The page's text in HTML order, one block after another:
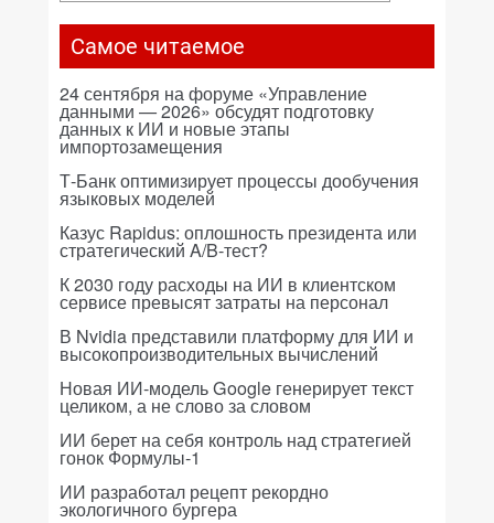
Самое читаемое
24 сентября на форуме «Управление
данными — 2026» обсудят подготовку
данных к ИИ и новые этапы
импортозамещения
Т-Банк оптимизирует процессы дообучения
языковых моделей
Казус Rapidus: оплошность президента или
стратегический A/B-тест?
К 2030 году расходы на ИИ в клиентском
сервисе превысят затраты на персонал
В Nvidia представили платформу для ИИ и
высокопроизводительных вычислений
Новая ИИ-модель Google генерирует текст
целиком, а не слово за словом
ИИ берет на себя контроль над стратегией
гонок Формулы-1
ИИ разработал рецепт рекордно
экологичного бургера